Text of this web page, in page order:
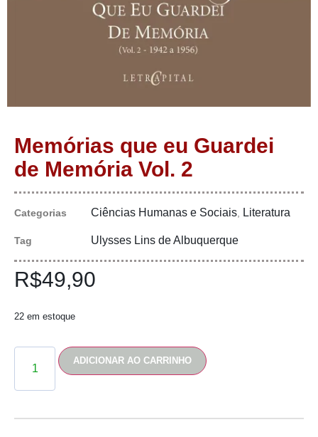
Memórias que eu Guardei
de Memória Vol. 2
Categorias Ciências Humanas e Sociais, Literatura
Tag Ulysses Lins de Albuquerque
R$49,90
22 em estoque
ADICIONAR AO CARRINHO